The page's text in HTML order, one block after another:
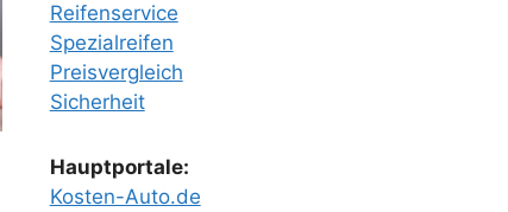
Reifenservice
Spezialreifen
Preisvergleich
Sicherheit
Hauptportale:
Kosten-Auto.de